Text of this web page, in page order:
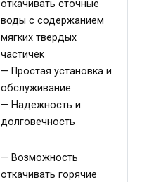
откачивать сточные
воды с содержанием
мягких твердых
частичек
— Простая установка и
обслуживание
— Надежность и
долговечность
— Возможность
откачивать горячие